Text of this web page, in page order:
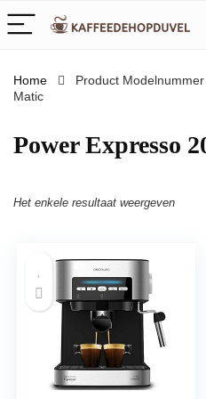
Home Product
Matic
‎Power Expresso
Het enkele resultaat weergeven